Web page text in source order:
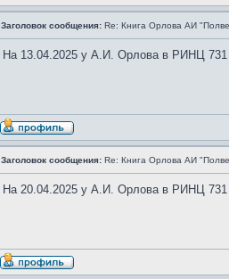
Заголовок сообщения: Re: Книга Орлова АИ
На 13.04.2025 у А.И. Орлова в РИНЦ 731
Заголовок сообщения: Re: Книга Орлова АИ
На 20.04.2025 у А.И. Орлова в РИНЦ 731